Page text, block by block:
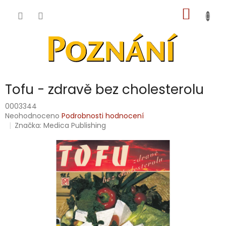
KOŠÍK
Tofu - zdravě bez cholesterolu
0003344
Průměrné
hodnocení
Neohodnoceno Podrobnosti hodnocení
Značka:Medica Publishing